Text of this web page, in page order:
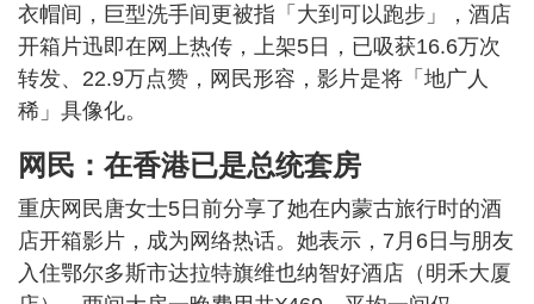
衣帽间，巨型洗手间更被指「大到可以跑步」，酒店
开箱片迅即在网上热传，上架5日，已吸获16.6万次
转发、22.9万点赞，网民形容，影片是将「地广人
稀」具像化。
网民：在香港已是总统套房
重庆网民唐女士5日前分享了她在内蒙古旅行时的酒
店开箱影片，成为网络热话。她表示，7月6日与朋友
入住鄂尔多斯市达拉特旗维也纳智好酒店（明禾大厦